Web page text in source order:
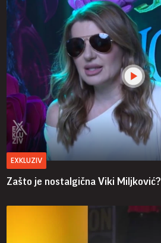
EXKLUZIV
Zašto je nostalgična Viki Miljković?